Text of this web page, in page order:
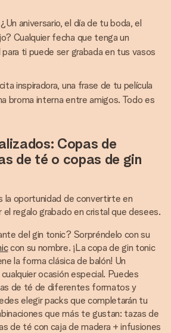
aniversario, el día de tu boda, el
Cualquier fecha que tenga un
ti puede ser grabada en tus vasos
inspiradora, una frase de tu película
broma interna entre amigos. Todo es
Copas de
de té o copas de gin
la oportunidad de convertirte en
el regalo grabado en cristal que desees.
del gin tonic? Sorpréndelo con su
con su nombre. ¡La copa de gin tonic
la forma clásica de balón! Un
ocasión especial. Puedes
de té de diferentes formatos y
elegir packs que completarán tu
que más te gustan: tazas de
de té con caja de madera + infusiones